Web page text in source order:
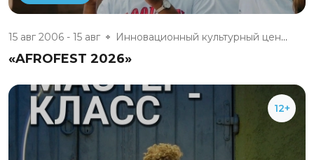
15 авг 2006 - 15 авг Инновационный культурный центр
«AFROFEST 2026»
12+